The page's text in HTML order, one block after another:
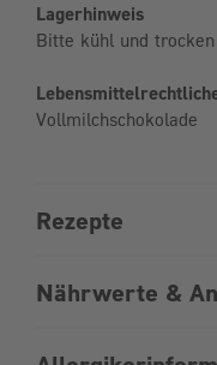
Lagerhinweis
Bitte kühl und
Vollmilchschokolade
Rezepte
Nährwerte &